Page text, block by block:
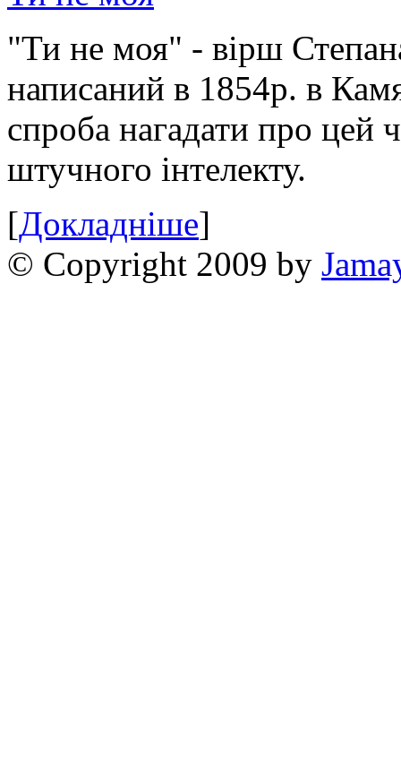
"Ти не моя" - вірш
написаний в 1854р. в
спроба нагадати про цей
штучного інтелекту.
[Докладніше]
© Copyright 2009 by